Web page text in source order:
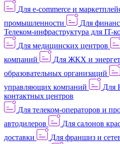
Для e-commerce и
промышленности
Для
Телеком-инфраструктура для IT-
Для медицинских центров
компаний
Для ЖКХ и
образовательных организаций
управляющих компаний
Для
контактных центров
Для телеком-операторов и
автодилеров
Для салонов
доставки
Для франшиз и